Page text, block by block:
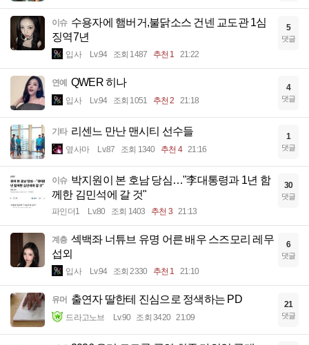
이슈 수용자에 햄버거,불닭소스 건넨 교도관 1심
징역7년
입사 Lv.94 조회 1487 추천 1 21:22
5
댓글
연예 QWER 히나
입사 Lv.94 조회 1051 추천 2 21:18
4
댓글
기타 리센느 만난 맨시티 선수들
옆사마 Lv.87 조회 1340 추천 4 21:16
1
댓글
이슈 박지원이 본 호남 당심…"李대통령과 1년 함
께한 김민석에 갈 것"
파인더1 Lv.80 조회 1403 추천 3 21:13
30
댓글
계층 섹백좌 너튜브 유명 어른 배우 스즈모리 레무
섭외
입사 Lv.94 조회 2330 추천 1 21:10
6
댓글
유머 출연자 딸한테 진심으로 정색하는 PD
드라고노브 Lv.90 조회 3420 21:09
21
댓글